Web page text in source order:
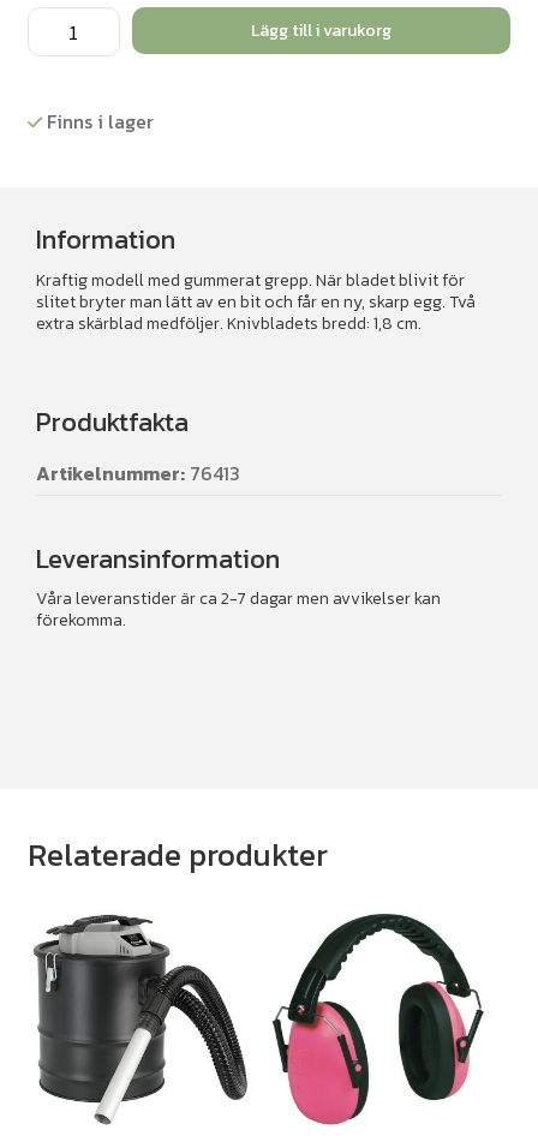
Hobbykniv
mängd
Lägg till i varukorg
Finns i lager
Information
Kraftig modell med gummerat grepp. När bladet blivit för
slitet bryter man lätt av en bit och får en ny, skarp egg. Två
extra skärblad medföljer. Knivbladets bredd: 1,8 cm.
Produktfakta
Artikelnummer: 76413
Leveransinformation
Våra leveranstider är ca 2-7 dagar men avvikelser kan
förekomma.
Relaterade produkter